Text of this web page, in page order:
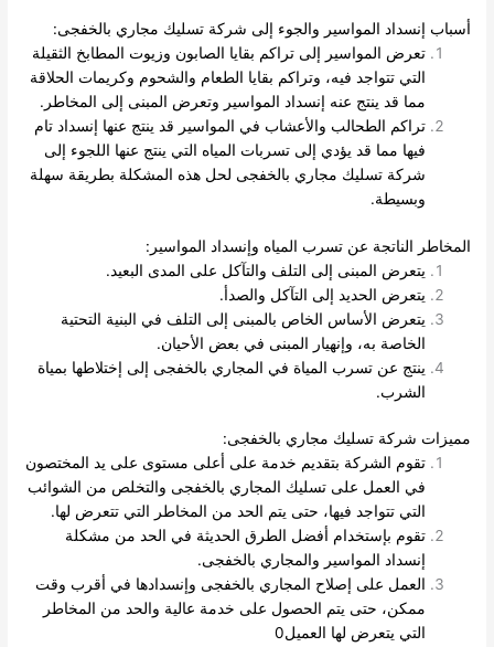
أسباب إنسداد المواسير والجوء إلى شركة تسليك مجاري بالخفجى:
تعرض المواسير إلى تراكم بقايا الصابون وزيوت المطابخ الثقيلة
التي تتواجد فيه، وتراكم بقايا الطعام والشحوم وكريمات الحلاقة
مما قد ينتج عنه إنسداد المواسير وتعرض المبنى إلى المخاطر.
تراكم الطحالب والأعشاب في المواسير قد ينتج عنها إنسداد تام
فيها مما قد يؤدي إلى تسربات المياه التي ينتج عنها اللجوء إلى
شركة تسليك مجاري بالخفجى لحل هذه المشكلة بطريقة سهلة
وبسيطة.
المخاطر الناتجة عن تسرب المياه وإنسداد المواسير:
يتعرض المبنى إلى التلف والتآكل على المدى البعيد.
يتعرض الحديد إلى التآكل والصدأ.
يتعرض الأساس الخاص بالمبنى إلى التلف في البنية التحتية
الخاصة به، وإنهيار المبنى في بعض الأحيان.
ينتج عن تسرب المياة في المجاري بالخفجى إلى إختلاطها بمياة
الشرب.
مميزات شركة تسليك مجاري بالخفجى:
تقوم الشركة بتقديم خدمة على أعلى مستوى على يد المختصون
في العمل على تسليك المجاري بالخفجى والتخلص من الشوائب
التي تتواجد فيها، حتى يتم الحد من المخاطر التي تتعرض لها.
تقوم بإستخدام أفضل الطرق الحديثة في الحد من مشكلة
إنسداد المواسير والمجاري بالخفجى.
العمل على إصلاح المجاري بالخفجى وإنسدادها في أقرب وقت
ممكن، حتى يتم الحصول على خدمة عالية والحد من المخاطر
التي يتعرض لها العميل0